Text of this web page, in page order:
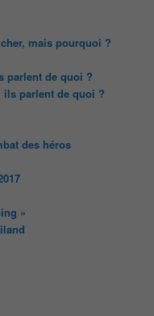
mais pourquoi ?
parlent de quoi ?
ils parlent de quoi ?
des héros
»